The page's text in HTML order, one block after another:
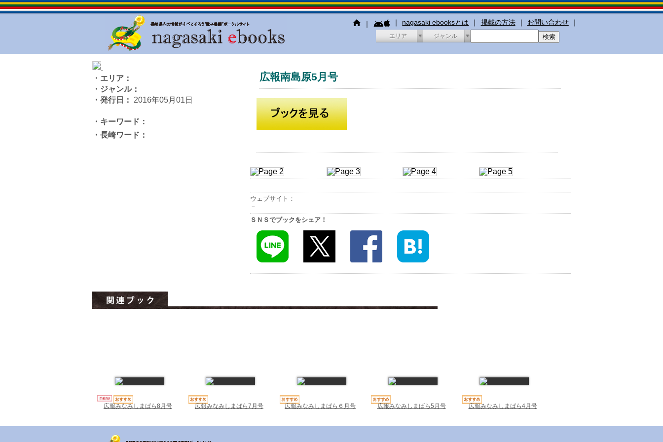
｜ ｜ nagasaki ebooksとは ｜ 掲載の方法 ｜ お問い合わせ ｜
エリア ジャンル
広報南島原5月号
・エリア：
・ジャンル：
・発行日：
2016年05月01日
・キーワード：
・長崎ワード：
ウェブサイト：
－
ＳＮＳでブックをシェア！
広報みなみしまばら8月号 広報みなみしまばら7月号 広報みなみしまばら６月号 広報みなみしまばら5月号 広報みなみしまばら4月号